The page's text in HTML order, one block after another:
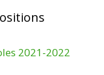
2021-2022